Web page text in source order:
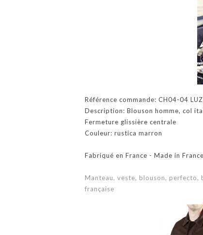
Référence commande: CH04-04
Description: Blouson homme, col
Fermeture glissière centrale
Couleur: rustica marron
Fabriqué en France - Made in France
Manteau, veste, blouson,
française